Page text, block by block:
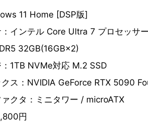
11 Home [DSP版]
：インテル Core Ultra 7 プロセッサ
32GB(16GB×2)
1TB NVMe対応 M.2 SSD
クス：NVIDIA GeForce RTX 5090
クタ：ミニタワー / microATX
円